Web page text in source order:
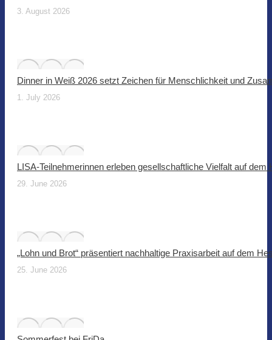
3. August 2026
Dinner in Weiß 2026 setzt Zeichen für Menschlichkeit und
1. July 2026
LISA-Teilnehmerinnen erleben gesellschaftliche Vielfalt auf dem
29. June 2026
„Lohn und Brot“ präsentiert nachhaltige Praxisarbeit auf dem
25. June 2026